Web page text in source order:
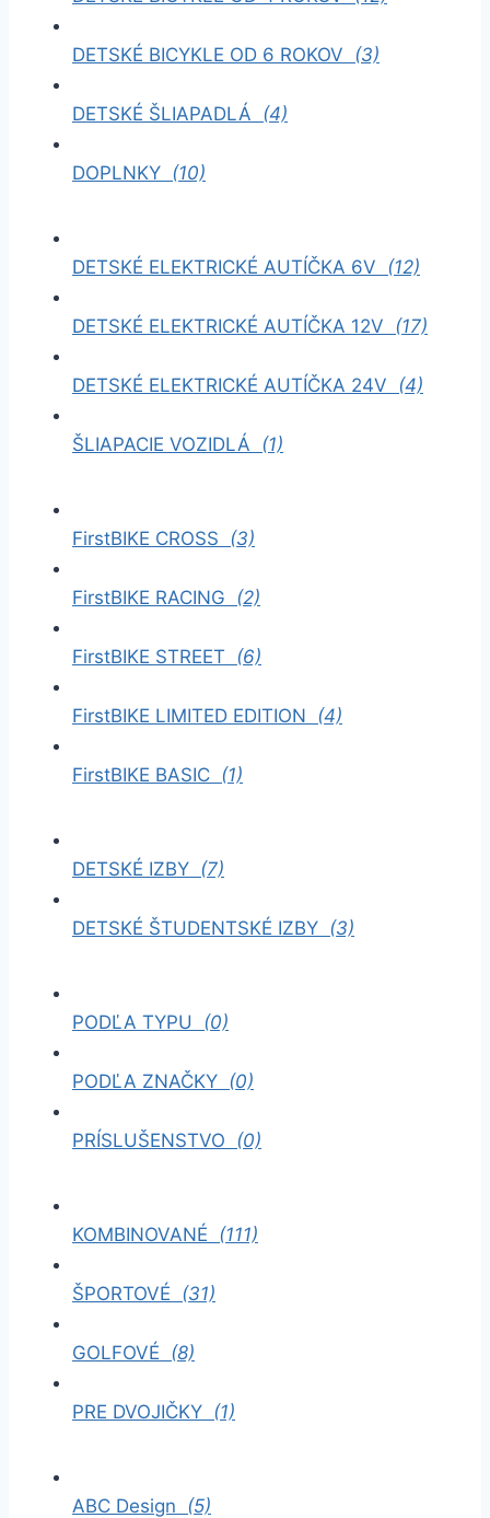
DETSKÉ BICYKLE OD 6 ROKOV (3)
DETSKÉ ŠLIAPADLÁ (4)
DOPLNKY (10)
DETSKÉ ELEKTRICKÉ AUTÍČKA 6V (12)
DETSKÉ ELEKTRICKÉ AUTÍČKA 12V (17)
DETSKÉ ELEKTRICKÉ AUTÍČKA 24V (4)
ŠLIAPACIE VOZIDLÁ (1)
FirstBIKE CROSS (3)
FirstBIKE RACING (2)
FirstBIKE STREET (6)
FirstBIKE LIMITED EDITION (4)
FirstBIKE BASIC (1)
DETSKÉ IZBY (7)
DETSKÉ ŠTUDENTSKÉ IZBY (3)
PODĽA TYPU (0)
PODĽA ZNAČKY (0)
PRÍSLUŠENSTVO (0)
KOMBINOVANÉ (111)
ŠPORTOVÉ (31)
GOLFOVÉ (8)
PRE DVOJIČKY (1)
ABC Design (5)